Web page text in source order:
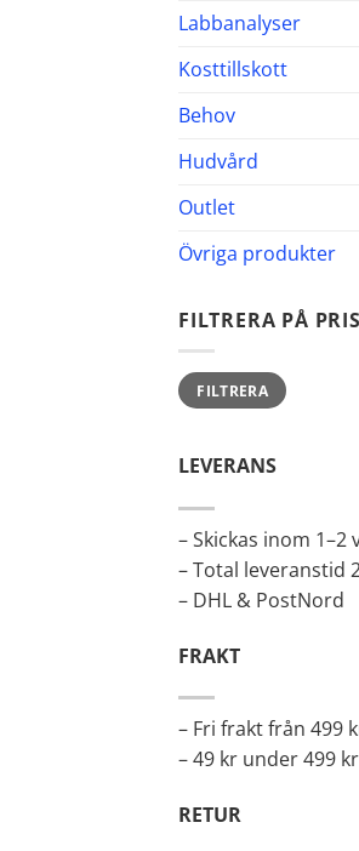
Labbanalyser
Kosttillskott
Behov
Hudvård
Outlet
Övriga produkter
FILTRERA PÅ PRIS
Min
pris
Max
prisFILTRERA
LEVERANS
– Skickas inom 1–2
– Total leveranstid
– DHL & PostNord
FRAKT
– Fri frakt från 499
– 49 kr under 499 kr
RETUR